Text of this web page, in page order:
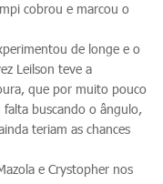
cobrou e marcou o
de longe e o
Leilson teve a
que por muito pouco
falta buscando o ângulo,
teriam as chances
e Crystopher nos